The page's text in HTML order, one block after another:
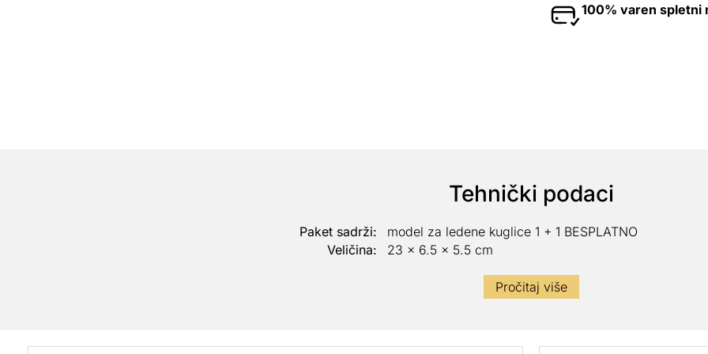
100% varen spletni
Tehnički podaci
Paket sadrži:
model za ledene kuglice 1 + 1 BESPLATNO
Veličina:
23 x 6.5 x 5.5 cm
Pročitaj više